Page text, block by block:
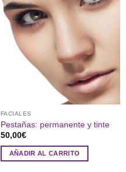
FACIALES
Pestañas: permanente y tinte
50,00€
AÑADIR AL CARRITO